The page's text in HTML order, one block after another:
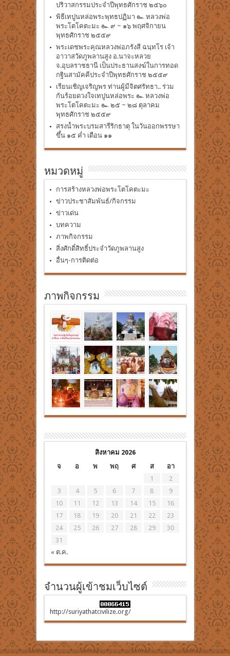
ปริวาสกรรมประจำปีพุทธศักราช ๒๕๖๐
พิธีเทปูนหล่อพระพุทธปฏิมา ๛ หลวงพ่อ
พระโตโคตะมะ ๛ ๙ ~ ๑๖ พฤศจิกายน
พุทธศักราช ๒๕๕๙
พระเดชพระคุณหลวงพ่อภรังสี ฉนฺทโร เจ้า
อาวาสวัดภูพลานสูง อ.นาจะหลวย
จ.อุบลราชธานี เป็นประธานสงฆ์ในการทอด
กฐินสามัคคีประจำปีพุทธศักราช ๒๕๕๙
เรียนเชิญเจริญพร ท่านผู้มีจิตศรัทธา.. ร่วม
กันร้อยดวงใจเทปูนหล่อพระ ๛ หลวงพ่อ
พระโตโคตะมะ ๛ ๒๕ ~ ๒๘ ตุลาคม
พุทธศักราช ๒๕๕๙
สรงน้ำพระบรมสารีริกธาตุ ในวันออกพรรษา
ขึ้น ๑๕ ค่ำ เดือน ๑๑
หมวดหมู่
การสร้างหลวงพ่อพระโตโคตะมะ
ข่าวประชาสัมพันธ์/กิจกรรม
ข่าวเด่น
บทความ
ภาพกิจกรรม
สิ่งศักดิ์สิทธิ์ประจำวัดภูพลานสูง
อื่นๆ-การติดต่อ
ภาพกิจกรรม
สิงหาคม 2026
จ
อ พ พฤ ศ ส อา
« ต.ค.
1
2
3
4 5 6 7 8
9
10
11 12 13 14 15
16
17
18 19 20 21 22
23
24
25 26 27 28 29
30
31
จำนวนผู้เข้าชมเว็บไซต์
http://suriyathatcivilize.org/